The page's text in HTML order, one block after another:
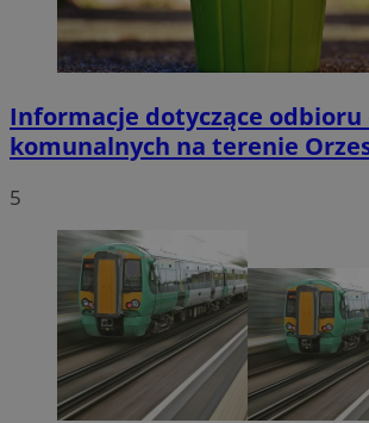
Informacje dotyczące
komunalnych na terenie
5